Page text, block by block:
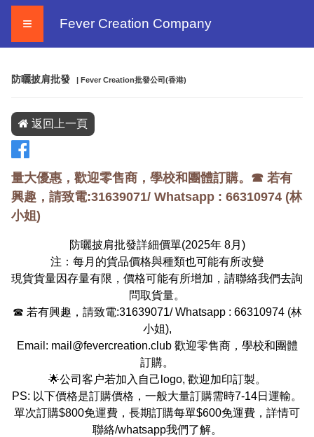
≡ Fever Creation Company
防曬披肩批發 | Fever Creation批發公司(香港)
返回上一頁
量大優惠，歡迎零售商，學校和團體訂購。☎ 若有
興趣，請致電:31639071/ Whatsapp : 66310974 (林
小姐)
防曬披肩批發詳細價單(2025年 8月)
注：每月的貨品價格與種類也可能有所改變
現貨貨量因存量有限，價格可能有所增加，請聯絡我們去詢
問取貨量。
☎ 若有興趣，請致電:31639071/ Whatsapp : 66310974(林
小姐),
Email: mail@fevercreation.club歡迎零售商，學校和團體
訂購。
🌟公司客户若加入自己logo, 歡迎加印訂製。
PS: 以下價格是訂購價格，一般大量訂購需時7-14日運輸。
單次訂購$800免運費，長期訂購每單$600免運費，詳情可
聯絡/whatsapp我們了解。